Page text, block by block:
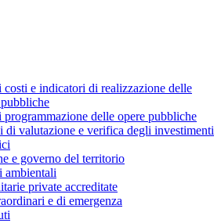
costi e indicatori di realizzazione delle
delle opere pubbliche
di valutazione e verifica degli investimenti
e governo del territorio
ambientali
private accreditate
e di emergenza